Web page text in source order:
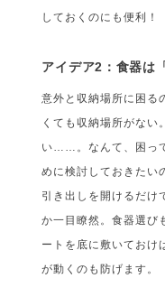
しておくのにも便利！
アイデア2：食器は
意外と収納場所に困る
くても収納場所がない
い……。なんて、困っ
めに検討しておきたい
引き出しを開けるだけ
か一目瞭然。食器選び
ートを底に敷いておけ
が動くのも防げます。